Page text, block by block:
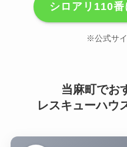
シロアリ110
※公式サ
当麻町でお
レスキューハウ